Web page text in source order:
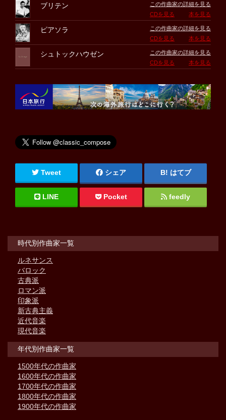
ブリテン
この作曲家の詳細を見る
CDを見る
本を見る
ピアソラ
この作曲家の詳細を見る
CDを見る
本を見る
シュトックハウゼン
この作曲家の詳細を見る
CDを見る
本を見る
Tweet シェア はてブ
LINE Pocket feedly
時代別作曲家一覧
ルネサンス
バロック
古典派
ロマン派
印象派
新古典主義
近代音楽
現代音楽
年代別作曲家一覧
1500年代の作曲家
1600年代の作曲家
1700年代の作曲家
1800年代の作曲家
1900年代の作曲家